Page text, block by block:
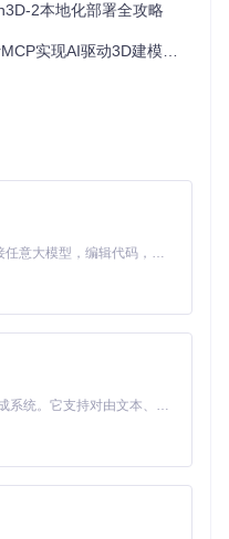
你的OpenAI API密钥
空格
如"创建一个立方体"
体的描述（例："创建一
原点位置"）
次输入过长指令
在左上角放置一个L形沙
角放置一个落地灯" Blend
柔和的环境光" 系统不仅
2本地化部署全攻略
现AI驱动3D建模的效率突破
Claude Code 的开源替代方案。连接任意大模型，编辑代码，运行命令，自动验证 — 全自动执行。用 Rust 构建，极致性能。 ｜ An open-source alternative to Claude Code. Connect any LLM, edit code, run commands, and verify changes — autonomously. Built in Rust for speed. Get Started
MiniMax H3 是一个通用的全模态生成系统。它支持对由文本、图像、视频和音频组成的多模态上下文进行统一理解，并能生成分辨率高达 2K、时长可达 15 秒的带原生立体声音频的视频。得益于面向任务泛化的系统设计，H3 在预训练阶段就已具备广泛的多模态上下文理解与生成能力，能够出色地执行复杂的多模态指令。